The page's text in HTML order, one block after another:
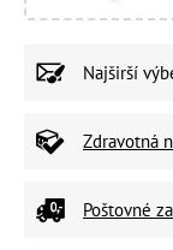
Najširší
Zdravotná
Poštovné